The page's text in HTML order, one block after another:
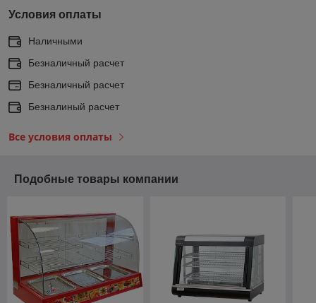
Условия оплаты
Наличными
Безналичный расчет
Безналичный расчет
Безналиный расчет
Все условия оплаты
Подобные товары компании